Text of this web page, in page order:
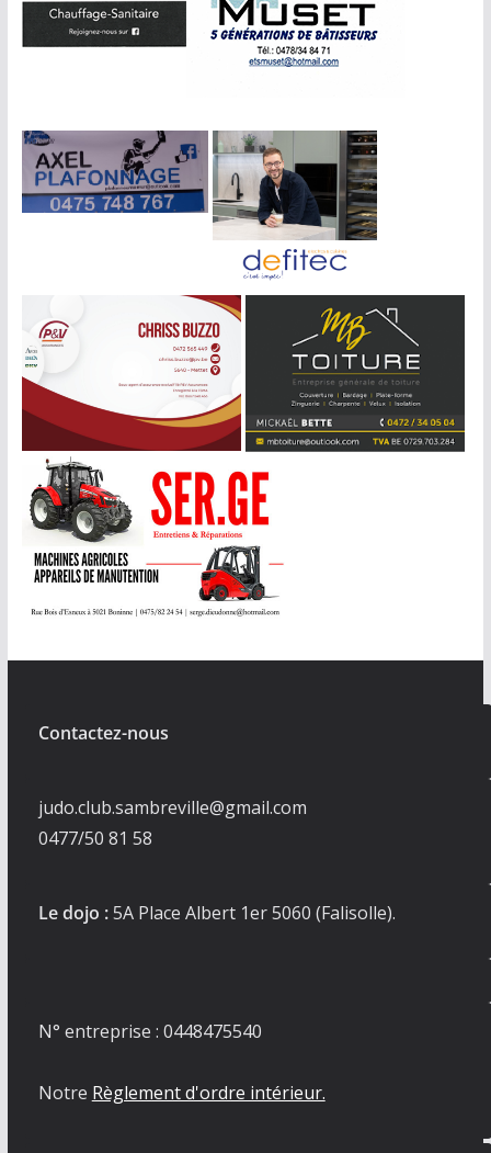
Contactez-nous
judo.club.sambreville@gmail.com
0477/50 81 58
Le dojo :5A Place Albert 1er 5060 (Falisolle).
N° entreprise : 0448475540
Notre Règlement d'ordre intérieur.